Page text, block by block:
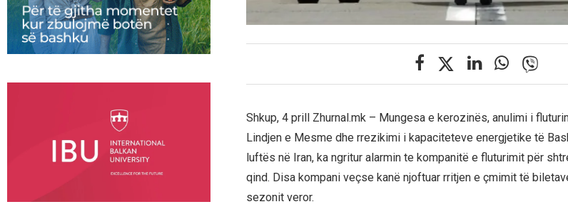
Shkup, 4 prill Zhurnal.mk – Mungesa e kerozinës, anulimi i
Lindjen e Mesme dhe rrezikimi i kapaciteteve energjetike të
luftës në Iran, ka ngritur alarmin te kompanitë e fluturimit për
qind. Disa kompani veçse kanë njoftuar rritjen e çmimit të
sezonit veror.